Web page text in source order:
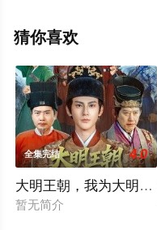
剧、电视猫或剧情网等平
猜你喜欢
全集完结 4.0
大明王朝，我为大明续
暂无简介